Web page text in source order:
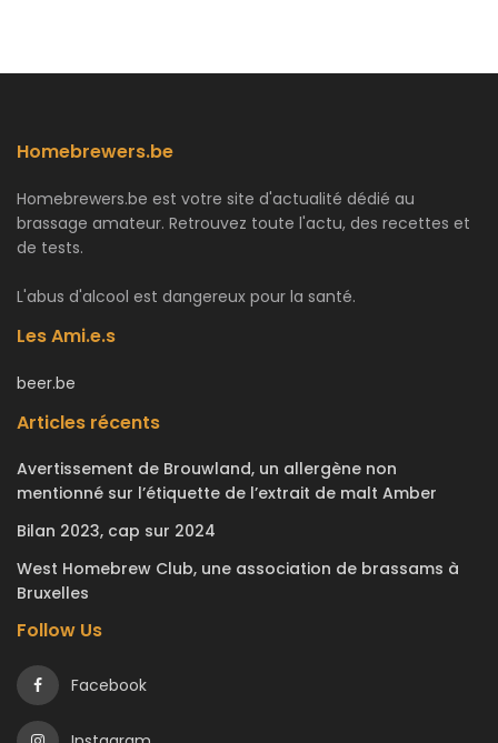
Homebrewers.be
Homebrewers.be est votre site d'actualité dédié au
brassage amateur. Retrouvez toute l'actu, des recettes et
de tests.
L'abus d'alcool est dangereux pour la santé.
Les Ami.e.s
beer.be
Articles récents
Avertissement de Brouwland, un allergène non
mentionné sur l’étiquette de l’extrait de malt Amber
Bilan 2023, cap sur 2024
West Homebrew Club, une association de brassams à
Bruxelles
Follow Us
Facebook